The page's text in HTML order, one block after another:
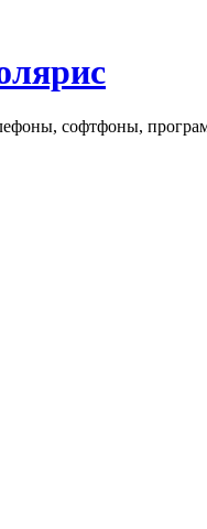
софтфоны,